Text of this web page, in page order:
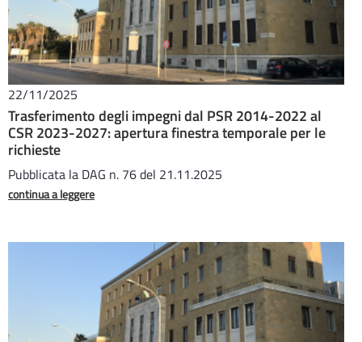
22/11/2025
Trasferimento degli impegni dal PSR 2014-2022 al
CSR 2023-2027: apertura finestra temporale per le
richieste
Pubblicata la DAG n. 76 del 21.11.2025
continua a leggere